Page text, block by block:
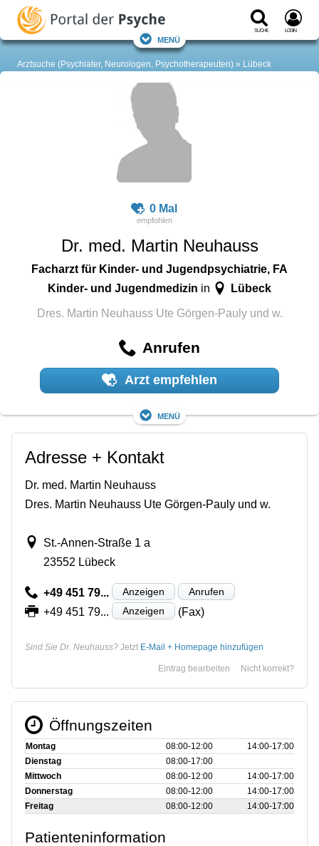
Suche Login
Menü
Arztsuche (Psychiater, Neurologen, Psychotherapeuten) Lübeck
0 Mal
Dr. med. Martin Neuhauss
Facharzt für Kinder- und Jugendpsychiatrie, FA
Kinder- und Jugendmedizin in Lübeck
Dres. Martin Neuhauss Ute Görgen-Pauly und w.
Anrufen
Arzt empfehlen
Menü
Adresse + Kontakt
Dr. med. Martin Neuhauss
Dres. Martin Neuhauss Ute Görgen-Pauly und w.
St.-Annen-Straße 1 a
23552 Lübeck
+49 451 79... Anzeigen Anrufen
+49 451 79... Anzeigen (Fax)
Sind Sie Dr. Neuhauss? Jetzt E-Mail + Homepage hinzufügen
Nicht korrekt?
Eintrag bearbeiten
Öffnungszeiten
Montag 08:00‑12:00
14:00‑17:00
Dienstag
08:00‑17:00
Mittwoch
08:00‑12:00
14:00‑17:00
Donnerstag
08:00‑12:00
14:00‑17:00
Freitag
08:00‑12:00 14:00‑17:00
Patienteninformation